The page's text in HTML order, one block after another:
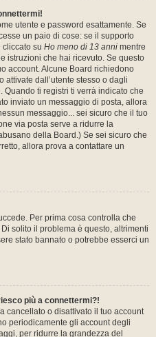
utente e password esattamente. Se
un paio di cose: se il supporto
su Ho meno di 13 anni mentre
istruzioni che hai ricevuto. Se questo
account. Alcune Board richiedono
dall’utente stesso o dagli
ti registri ti verrà indicato che
inviato un messaggio di posta, allora
messaggio... sei sicuro che il tuo
via posta serve a ridurre la
della Board.) Se sei sicuro che
allora prova a contattare un
Per prima cosa controlla che
solito il problema è questo, altrimenti
stato bannato o potrebbe esserci un
più a connettermi?!
cancellato o disattivato il tuo account
periodicamente gli account degli
per ridurre la grandezza del